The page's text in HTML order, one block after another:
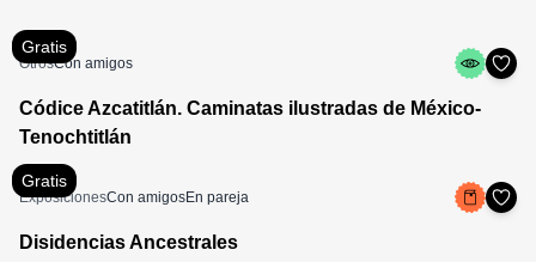
Gratis
OtrosCon amigos
Códice Azcatitlán. Caminatas ilustradas de México-
Tenochtitlán
Gratis
ExposicionesCon amigosEn pareja
Disidencias Ancestrales